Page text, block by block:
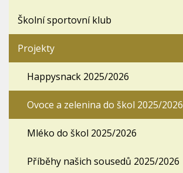
Školní sportovní klub
Projekty
Happysnack 2025/2026
Ovoce a zelenina do škol 2025/2026
Mléko do škol 2025/2026
Příběhy našich sousedů 2025/2026